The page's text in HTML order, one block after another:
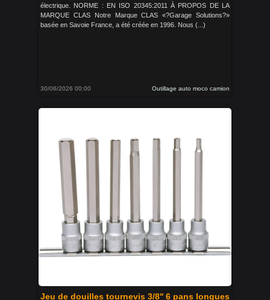
électrique. NORME : EN ISO 20345:2011 À PROPOS DE LA
MARQUE CLAS Notre Marque CLAS «?Garage Solutions?»
basée en Savoie France, a été créée en 1996. Nous (...)
30/06/2026 00:00 Outillage auto moco camion
Jeu de douilles tournevis 3/8'' 6 pans longues